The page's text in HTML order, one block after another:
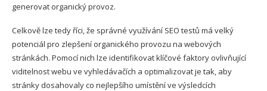
generovat organický provoz.
Celkově lze tedy říci, že správné využívání SEO testů má velký
potenciál pro zlepšení organického provozu na webových
stránkách. Pomocí nich lze identifikovat klíčové faktory ovlivňující
viditelnost webu ve vyhledávačích a optimalizovat je tak, aby
stránky dosahovaly co nejlepšího umístění ve výsledcích